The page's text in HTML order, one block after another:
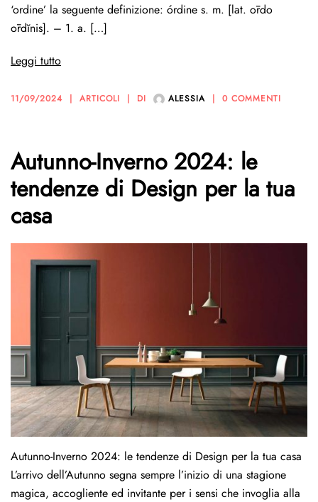
‘ordine’ la seguente definizione: órdine s. m. [lat. ōrdo
ōrdĭnis]. – 1. a. […]
Leggi tutto
11/09/2024 ARTICOLI DI ALESSIA 0 COMMENTI
Autunno-Inverno 2024: le
tendenze di Design per la tua
casa​
Autunno-Inverno 2024: le tendenze di Design per la tua casa
L’arrivo dell’Autunno segna sempre l’inizio di una stagione
magica, accogliente ed invitante per i sensi che invoglia alla